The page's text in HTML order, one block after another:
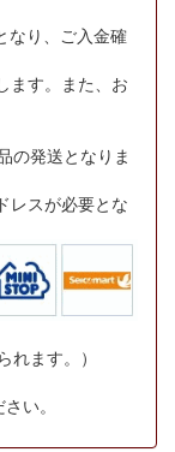
なり、ご入金確
す。また、お
の発送となりま
レスが必要とな
ます。）
い。